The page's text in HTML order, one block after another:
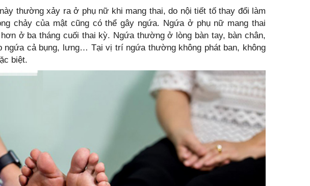
thường xảy ra ở phụ nữ khi mang thai, do nội tiết tố thay đổi làm
chảy của mật cũng có thể gây ngứa. Ngứa ở phụ nữ mang thai
ở ba tháng cuối thai kỳ. Ngứa thường ở lòng bàn tay, bàn chân,
ngứa cả bụng, lưng… Tại vị trí ngứa thường không phát ban, không
biệt.